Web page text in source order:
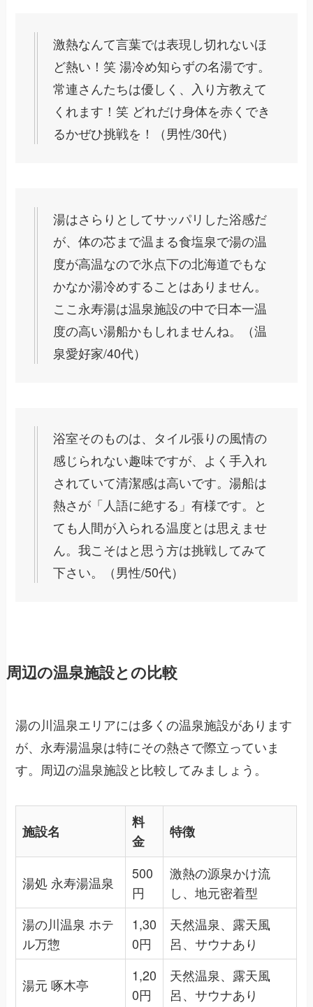
激熱なんて言葉では表現し切れないほ
ど熱い！笑 湯冷め知らずの名湯です。
常連さんたちは優しく、入り方教えて
くれます！笑 どれだけ身体を赤くでき
るかぜひ挑戦を！（男性/30代）
湯はさらりとしてサッパリした浴感だ
が、体の芯まで温まる食塩泉で湯の温
度が高温なので氷点下の北海道でもな
かなか湯冷めすることはありません。
ここ永寿湯は温泉施設の中で日本一温
度の高い湯船かもしれませんね。（温
泉愛好家/40代）
浴室そのものは、タイル張りの風情の
感じられない趣味ですが、よく手入れ
されていて清潔感は高いです。湯船は
熱さが「人語に絶する」有様です。と
ても人間が入られる温度とは思えませ
ん。我こそはと思う方は挑戦してみて
下さい。（男性/50代）
周辺の温泉施設との比較
湯の川温泉エリアには多くの温泉施設があります
が、永寿湯温泉は特にその熱さで際立っていま
す。周辺の温泉施設と比較してみましょう。
施設名
料
金
特徴
湯処 永寿湯温泉
500
円
激熱の源泉かけ流
し、地元密着型
湯の川温泉 ホテ
ル万惣
1,30
0円
天然温泉、露天風
呂、サウナあり
湯元 啄木亭
1,20
0円
天然温泉、露天風
呂、サウナあり